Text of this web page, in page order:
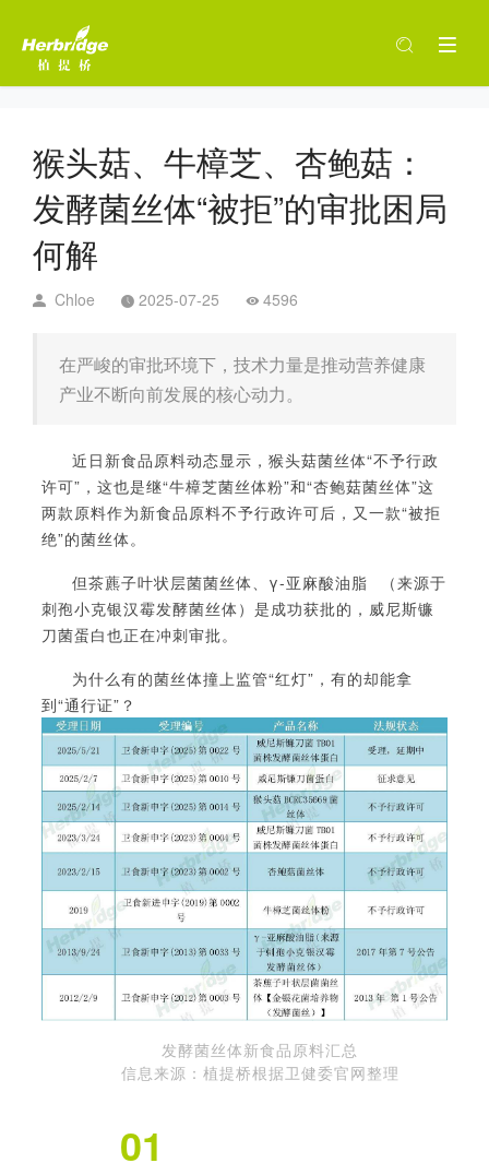
猴头菇、牛樟芝、杏鲍菇：
发酵菌丝体“被拒”的审批困局
何解
Chloe 2025-07-25 4596
在严峻的审批环境下，技术力量是推动营养健康
产业不断向前发展的核心动力。
近日新食品原料动态显示，猴头菇菌丝体“不予行政
许可”，这也是继“牛樟芝菌丝体粉”和“杏鲍菇菌丝体”这
两款原料作为新食品原料不予行政许可后，又一款“被拒
绝”的菌丝体。
但茶藨子叶状层菌菌丝体、 γ-亚麻酸油脂
（来源于
刺孢小克银汉霉发酵菌丝体）是成功获批的，威尼斯镰
刀菌蛋白也正在冲刺审批。
为什么有的菌丝体撞上监管“红灯”，有的却能拿
到“通行证”？
发酵菌丝体新食品原料汇总
信息来源：植提桥根据卫健委官网整理
01